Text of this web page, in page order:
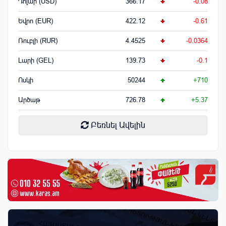
Եվրո (EUR) 422.12 -0.61
Ռուբլի (RUR) 4.4525 -0.0364
Լարի (GEL) 139.73 -0.1
Ոսկի 50244 +710
Արծաթ 726.78 +5.37
Բեռնել Ավելին